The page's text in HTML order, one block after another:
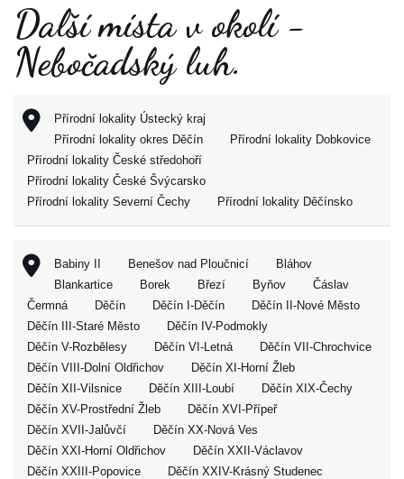
Další místa v okolí -
Nebočadský luh.
Přírodní lokality Ústecký kraj
Přírodní lokality okres Děčín
Přírodní lokality Dobkovice
Přírodní lokality České středohoří
Přírodní lokality České Švýcarsko
Přírodní lokality Severní Čechy
Přírodní lokality Děčínsko
Babiny II Benešov nad Ploučnicí
Bláhov
Blankartice
Borek Březí Byňov
Čáslav
Čermná
Děčín Děčín I-Děčín
Děčín II-Nové Město
Děčín III-Staré Město
Děčín IV-Podmokly
Děčín V-Rozbělesy
Děčín VI-Letná
Děčín VII-Chrochvice
Děčín VIII-Dolní Oldřichov
Děčín XI-Horní Žleb
Děčín XII-Vilsnice
Děčín XIII-Loubí
Děčín XIX-Čechy
Děčín XV-Prostřední Žleb
Děčín XVI-Přípeř
Děčín XVII-Jalůvčí
Děčín XX-Nová Ves
Děčín XXI-Horní Oldřichov
Děčín XXII-Václavov
Děčín XXIII-Popovice
Děčín XXIV-Krásný Studenec